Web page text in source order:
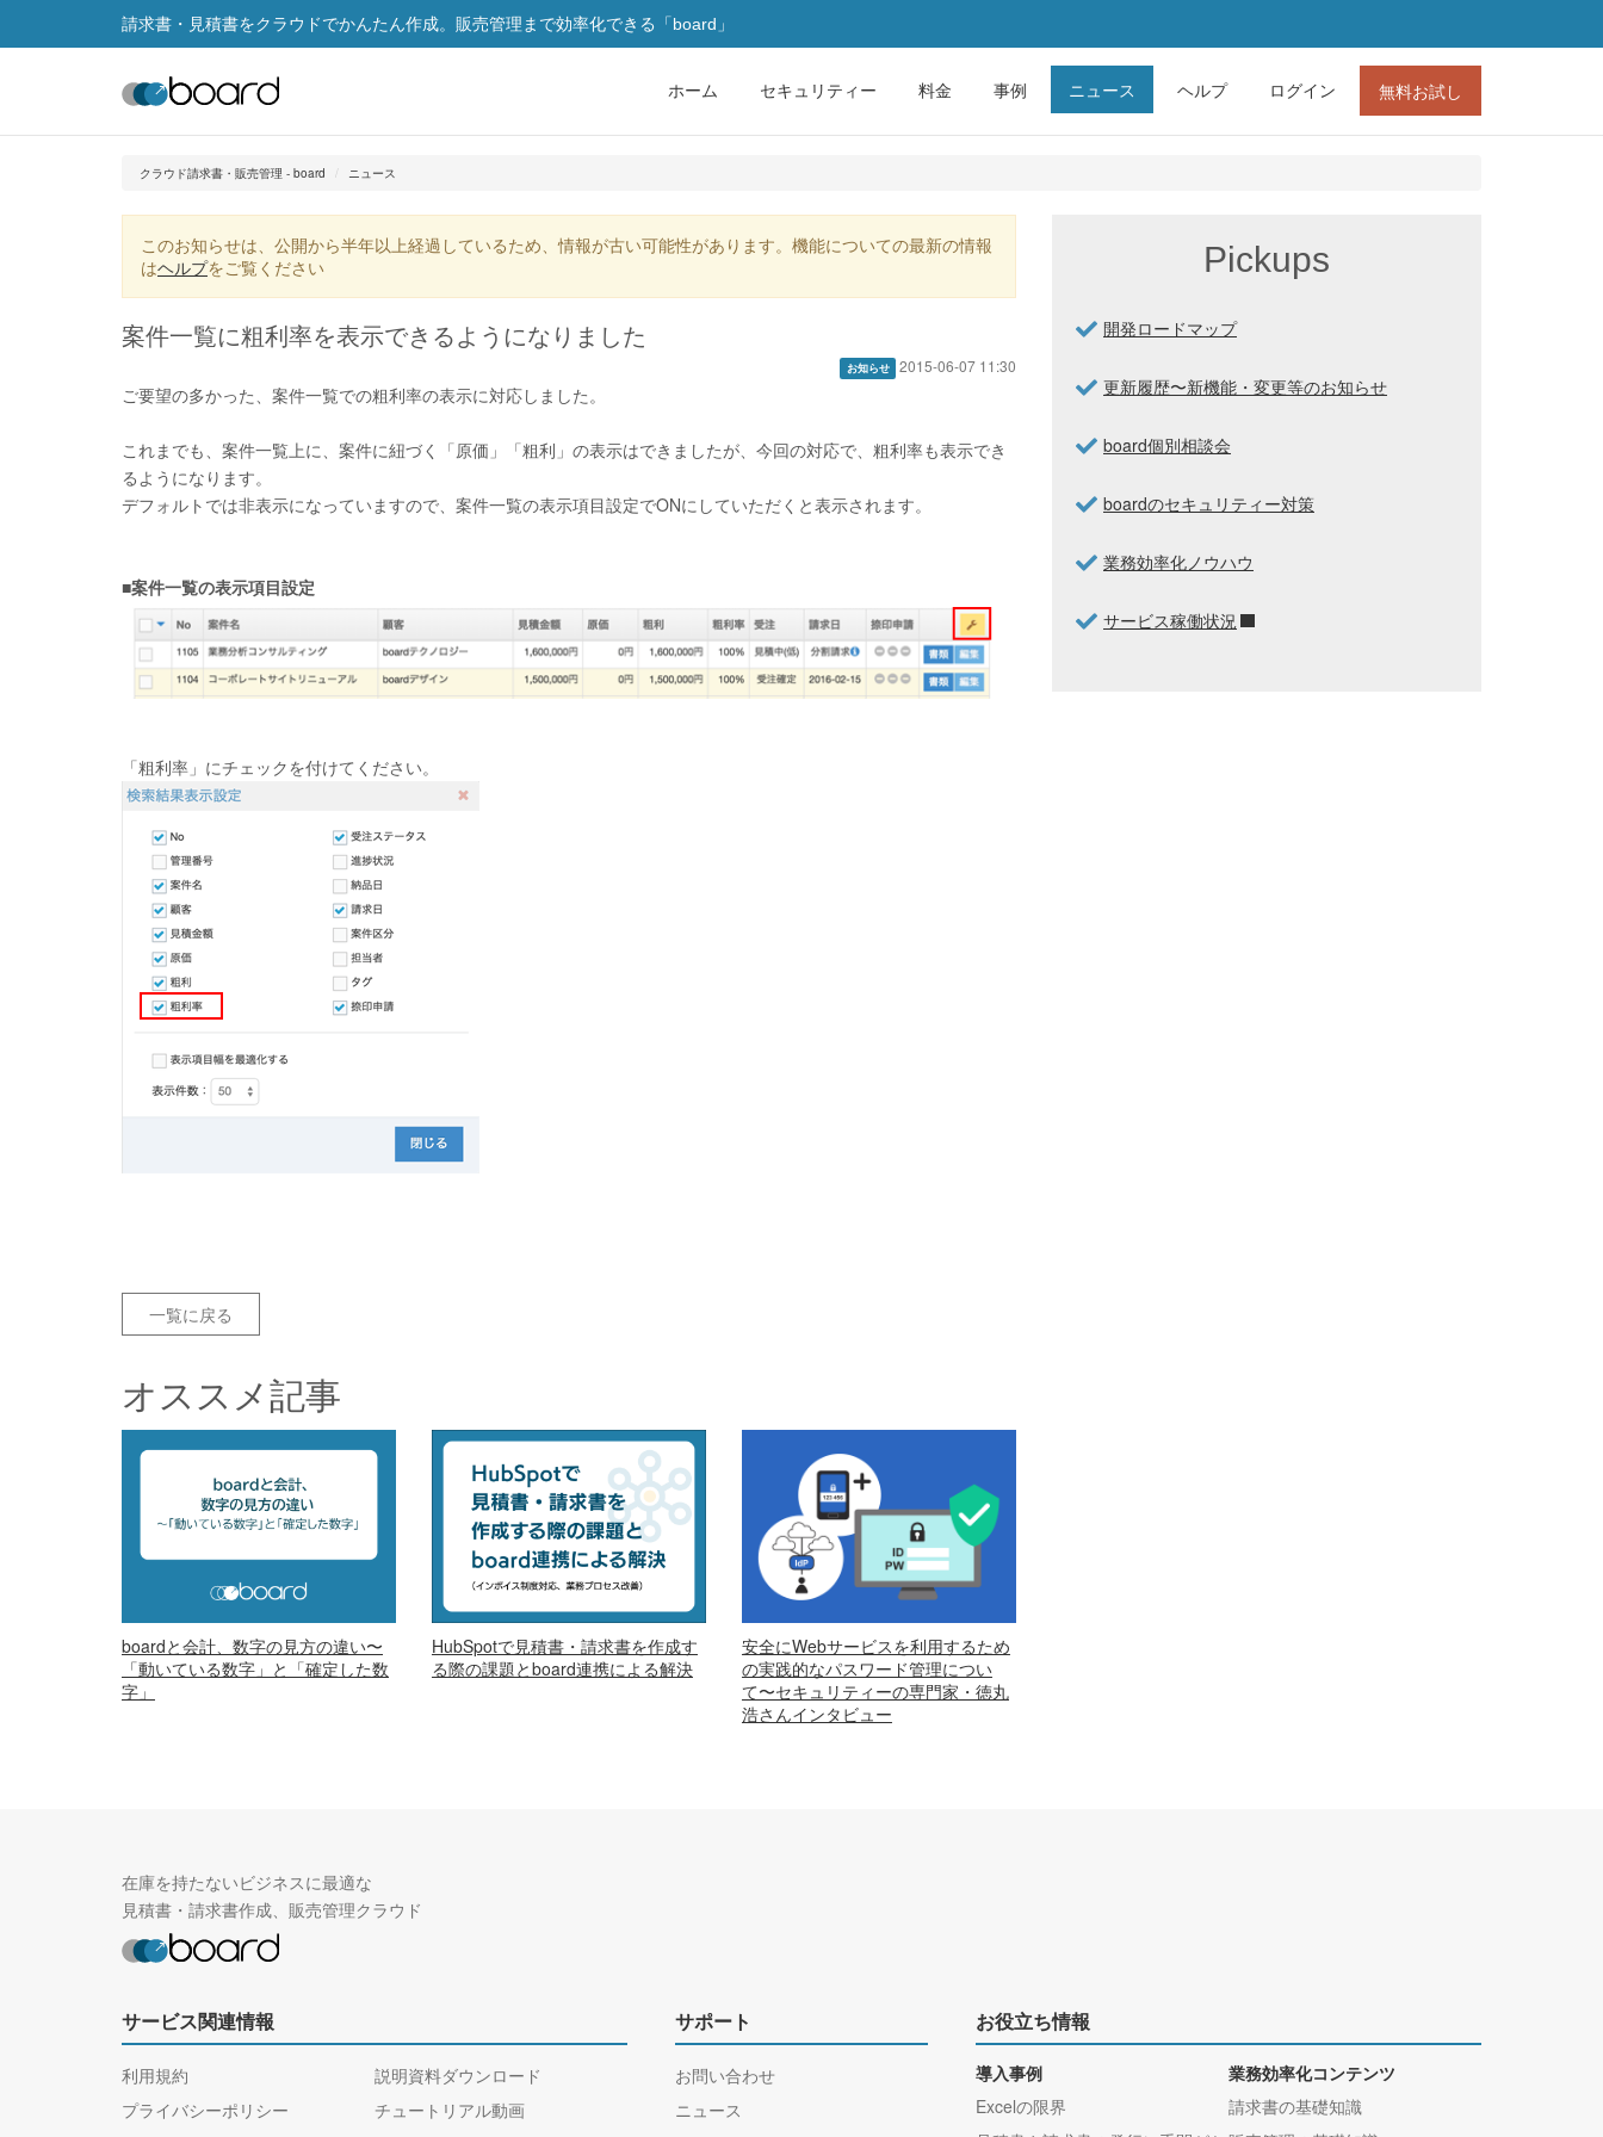
請求書・見積書をクラウドでかんたん作成。販売管理まで効率化できる「board」
ホーム セキュリティー 料金 事例 ニュース ヘルプ ログイン 無料お試し
クラウド請求書・販売管理 - board ニュース
このお知らせは、公開から半年以上経過しているため、情報が古い可能性があります。機能についての最新の情報
はヘルプをご覧ください
案件一覧に粗利率を表示できるようになりました
お知らせ 2015-06-07 11:30
ご要望の多かった、案件一覧での粗利率の表示に対応しました。
これまでも、案件一覧上に、案件に紐づく「原価」「粗利」の表示はできましたが、今回の対応で、粗利率も表示でき
るようになります。
デフォルトでは非表示になっていますので、案件一覧の表示項目設定でONにしていただくと表示されます。
■案件一覧の表示項目設定
「粗利率」にチェックを付けてください。
一覧に戻る
オススメ記事
boardと会計、数字の見方の違い〜
「動いている数字」と「確定した数
字」
HubSpotで見積書・請求書を作成す
る際の課題とboard連携による解決
安全にWebサービスを利用するため
の実践的なパスワード管理につい
て〜セキュリティーの専門家・徳丸
浩さんインタビュー
Pickups
開発ロードマップ
更新履歴〜新機能・変更等のお知らせ
board個別相談会
boardのセキュリティー対策
業務効率化ノウハウ
サービス稼働状況
在庫を持たないビジネスに最適な
見積書・請求書作成、販売管理クラウド
サービス関連情報
利用規約
プライバシーポリシー
説明資料ダウンロード
チュートリアル動画
サポート
お問い合わせ
ニュース
お役立ち情報
導入事例
Excelの限界
業務効率化コンテンツ
請求書の基礎知識